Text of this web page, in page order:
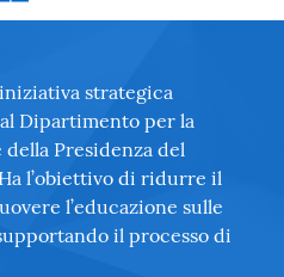
strategica
Dipartimento per la
Presidenza del
l’obiettivo di ridurre il
l’educazione sulle
il processo di